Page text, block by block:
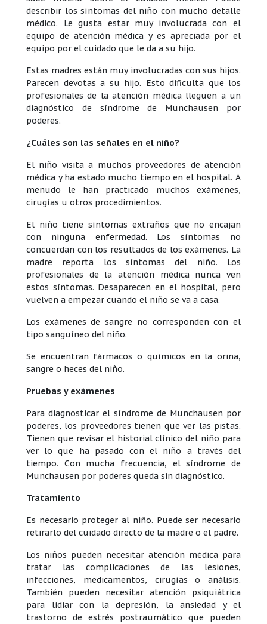
describir los síntomas del niño con mucho detalle
médico. Le gusta estar muy involucrada con el
equipo de atención médica y es apreciada por el
equipo por el cuidado que le da a su hijo.
Estas madres están muy involucradas con sus hijos.
Parecen devotas a su hijo. Esto dificulta que los
profesionales de la atención médica lleguen a un
diagnóstico de síndrome de Munchausen por
poderes.
¿Cuáles son las señales en el niño?
El niño visita a muchos proveedores de atención
médica y ha estado mucho tiempo en el hospital. A
menudo le han practicado muchos exámenes,
cirugías u otros procedimientos.
El niño tiene síntomas extraños que no encajan
con ninguna enfermedad. Los síntomas no
concuerdan con los resultados de los exámenes. La
madre reporta los síntomas del niño. Los
profesionales de la atención médica nunca ven
estos síntomas. Desaparecen en el hospital, pero
vuelven a empezar cuando el niño se va a casa.
Los exámenes de sangre no corresponden con el
tipo sanguíneo del niño.
Se encuentran fármacos o químicos en la orina,
sangre o heces del niño.
Pruebas y exámenes
Para diagnosticar el síndrome de Munchausen por
poderes, los proveedores tienen que ver las pistas.
Tienen que revisar el historial clínico del niño para
ver lo que ha pasado con el niño a través del
tiempo. Con mucha frecuencia, el síndrome de
Munchausen por poderes queda sin diagnóstico.
Tratamiento
Es necesario proteger al niño. Puede ser necesario
retirarlo del cuidado directo de la madre o el padre.
Los niños pueden necesitar atención médica para
tratar las complicaciones de las lesiones,
infecciones, medicamentos, cirugías o análisis.
También pueden necesitar atención psiquiátrica
para lidiar con la depresión, la ansiedad y el
trastorno de estrés postraumático que pueden